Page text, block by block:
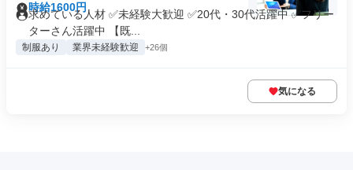
時給1600円
求めている人材 ✅未経験大歓迎 ✅20代・30代活躍中 ✅フリー
ターさん活躍中 【既...
制服あり 業界未経験歓迎 +26個
気になる